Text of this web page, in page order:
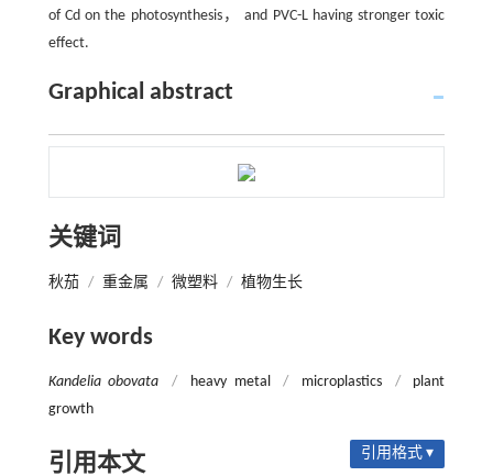
of Cd on the photosynthesis， and PVC-L having stronger toxic
effect.
Graphical abstract
关键词
秋茄 / 重金属 / 微塑料 / 植物生长
Key words
Kandelia obovata / heavy metal / microplastics /
plant
growth
引用本文 引用格式 ▾